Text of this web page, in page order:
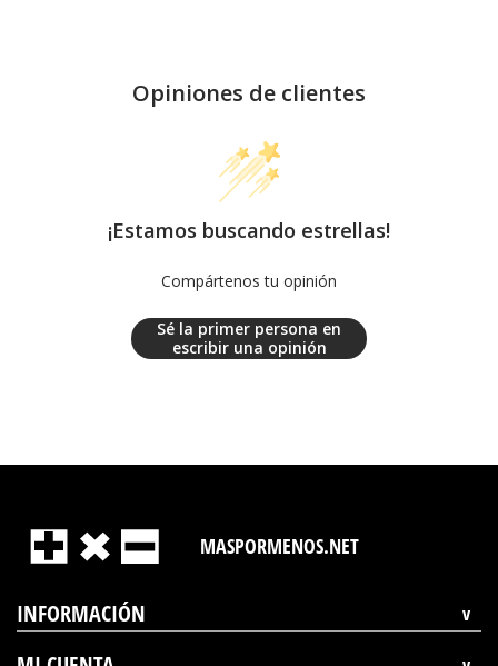
Opiniones de clientes
¡Estamos buscando estrellas!
Compártenos tu opinión
Sé la primer persona en
escribir una opinión
MASPORMENOS.NET
INFORMACIÓN